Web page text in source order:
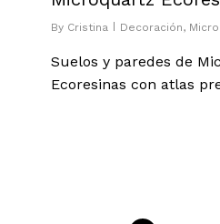
By Cristina Decoración,
Suelos y paredes de
Ecoresinas con atlas